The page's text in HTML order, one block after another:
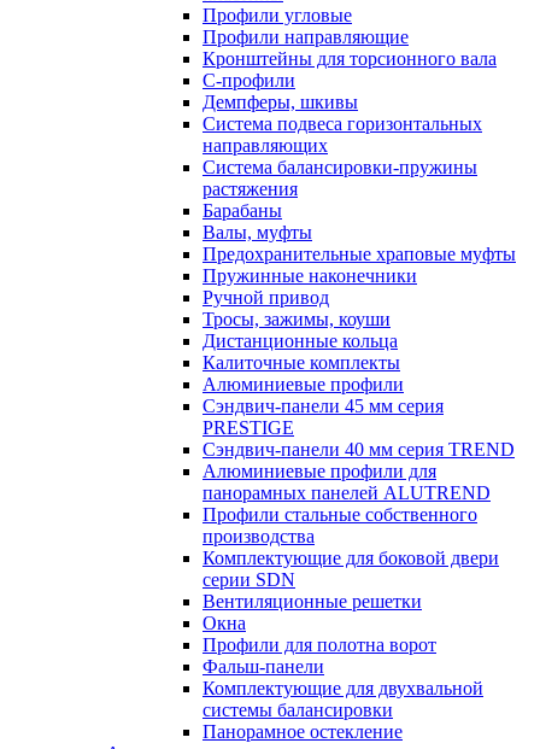
Профили угловые
Профили направляющие
Кронштейны для торсионного вала
С-профили
Демпферы, шкивы
Система подвеса горизонтальных
направляющих
Система балансировки-пружины
растяжения
Барабаны
Валы, муфты
Предохранительные храповые муфты
Пружинные наконечники
Ручной привод
Тросы, зажимы, коуши
Дистанционные кольца
Калиточные комплекты
Алюминиевые профили
Сэндвич-панели 45 мм серия
PRESTIGE
Сэндвич-панели 40 мм серия TREND
Алюминиевые профили для
панорамных панелей ALUTREND
Профили стальные собственного
производства
Комплектующие для боковой двери
серии SDN
Вентиляционные решетки
Окна
Профили для полотна ворот
Фальш-панели
Комплектующие для двухвальной
системы балансировки
Панорамное остекление